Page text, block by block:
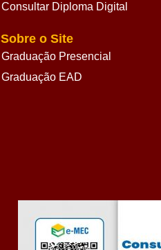
Consultar Diploma Digital
Sobre o Site
Graduação Presencial
Graduação EAD